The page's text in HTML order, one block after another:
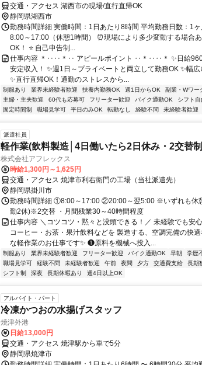
交通・アクセス 湖西市の現場/直行直帰OK
静岡県湖西市
勤務時間詳細 実働時間：1日あたり8時間 平均勤務日数：1
8:00～17:00（休憩1時間） ⏰現場により多少変動する場合
OK！ ⭐ 自己申告制...
仕事内容 ＊‥‥＊‥ アピールポイント ‥＊‥‥＊ ✨日給
安定収入！ ✨週1日～プライベートと両立して勤務OK ✨幅広
✨直行直帰OK！通勤のストレスから...
制服あり 業界未経験者歓迎 扶養内勤務OK 週1日からOK 副業・Wワー
主婦・主夫歓迎
60代も応募可 フリーター歓迎 バイク通勤OK シフト自
固定時間制
職場見学可 平日のみOK 転勤なし 経験不問 未経験者歓迎
派遣社員
軽作業(飲料製造│4日働いたら2日休み・2交替
株式会社アフレックス
時給1,300円～1,625円
交通・アクセス 焼津市利右衛門の工場（当社派遣先）
静岡県掛川市
勤務時間詳細 ①8:00～17:00 ②20:00～翌5:00 ※いずれも休
勤2休)※2交替 ・月間残業30～40時間程度
仕事内容 ＼コツコツ・黙々と没頭できる！／ 未経験でも安
コーヒー・お茶・果汁飲料などを 製造する、空調完備の快
な軽作業のお仕事です✨ ❶原料を機械へ投入...
制服あり 業界未経験者歓迎 フリーター歓迎 バイク通勤OK 早朝 学歴
職場見学可
経験不問 未経験者歓迎 午前 夜間 夕方 交通費支給 長期
シフト制
深夜 長期休暇あり 週4日以上OK
アルバイト・パート
冷凍かつおの水揚げスタッフ
焼津外港
日給13,000円
交通・アクセス 焼津駅から車で5分
静岡県焼津市